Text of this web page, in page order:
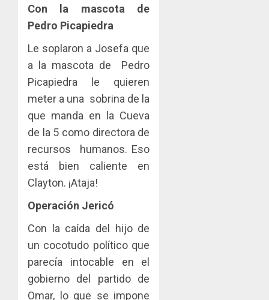
Con la mascota de
Pedro Picapiedra
Le soplaron a Josefa que
a la mascota de Pedro
Picapiedra le quieren
meter a una sobrina de la
que manda en la Cueva
de la 5 como directora de
recursos humanos. Eso
está bien caliente en
Clayton. ¡Ataja!
Operación Jericó
Con la caída del hijo de
un cocotudo político que
parecía intocable en el
gobierno del partido de
Omar, lo que se impone